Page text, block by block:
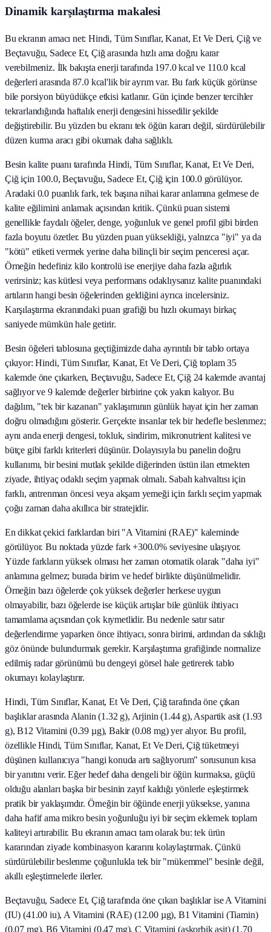
Dinamik karşılaştırma makalesi
Bu ekranın amacı net: Hindi, Tüm Sınıflar, Kanat, Et Ve Deri, Çiğ ve
Beçtavuğu, Sadece Et, Çiğ arasında hızlı ama doğru karar
verebilmeniz. İlk bakışta enerji tarafında 197.0 kcal ve 110.0 kcal
değerleri arasında 87.0 kcal'lik bir ayrım var. Bu fark küçük görünse
bile porsiyon büyüdükçe etkisi katlanır. Gün içinde benzer tercihler
tekrarlandığında haftalık enerji dengesini hissedilir şekilde
değiştirebilir. Bu yüzden bu ekranı tek öğün kararı değil, sürdürülebilir
düzen kurma aracı gibi okumak daha sağlıklı.
Besin kalite puanı tarafında Hindi, Tüm Sınıflar, Kanat, Et Ve Deri,
Çiğ için 100.0, Beçtavuğu, Sadece Et, Çiğ için 100.0 görülüyor.
Aradaki 0.0 puanlık fark, tek başına nihai karar anlamına gelmese de
kalite eğilimini anlamak açısından kritik. Çünkü puan sistemi
genellikle faydalı öğeler, denge, yoğunluk ve genel profil gibi birden
fazla boyutu özetler. Bu yüzden puan yüksekliği, yalnızca "iyi" ya da
"kötü" etiketi vermek yerine daha bilinçli bir seçim penceresi açar.
Örneğin hedefiniz kilo kontrolü ise enerjiye daha fazla ağırlık
verirsiniz; kas kütlesi veya performans odaklıysanız kalite puanındaki
artıların hangi besin öğelerinden geldiğini ayrıca incelersiniz.
Karşılaştırma ekranındaki puan grafiği bu hızlı okumayı birkaç
saniyede mümkün hale getirir.
Besin öğeleri tablosuna geçtiğimizde daha ayrıntılı bir tablo ortaya
çıkıyor: Hindi, Tüm Sınıflar, Kanat, Et Ve Deri, Çiğ toplam 35
kalemde öne çıkarken, Beçtavuğu, Sadece Et, Çiğ 24 kalemde avantaj
sağlıyor ve 9 kalemde değerler birbirine çok yakın kalıyor. Bu
dağılım, "tek bir kazanan" yaklaşımının günlük hayat için her zaman
doğru olmadığını gösterir. Gerçekte insanlar tek bir hedefle beslenmez;
aynı anda enerji dengesi, tokluk, sindirim, mikronutrient kalitesi ve
bütçe gibi farklı kriterleri düşünür. Dolayısıyla bu panelin doğru
kullanımı, bir besini mutlak şekilde diğerinden üstün ilan etmekten
ziyade, ihtiyaç odaklı seçim yapmak olmalı. Sabah kahvaltısı için
farklı, antrenman öncesi veya akşam yemeği için farklı seçim yapmak
çoğu zaman daha akıllıca bir stratejidir.
En dikkat çekici farklardan biri "A Vitamini (RAE)" kaleminde
görülüyor. Bu noktada yüzde fark +300.0% seviyesine ulaşıyor.
Yüzde farkların yüksek olması her zaman otomatik olarak "daha iyi"
anlamına gelmez; burada birim ve hedef birlikte düşünülmelidir.
Örneğin bazı öğelerde çok yüksek değerler herkese uygun
olmayabilir, bazı öğelerde ise küçük artışlar bile günlük ihtiyacı
tamamlama açısından çok kıymetlidir. Bu nedenle satır satır
değerlendirme yaparken önce ihtiyacı, sonra birimi, ardından da sıklığı
göz önünde bulundurmak gerekir. Karşılaştırma grafiğinde normalize
edilmiş radar görünümü bu dengeyi görsel hale getirerek tablo
okumayı kolaylaştırır.
Hindi, Tüm Sınıflar, Kanat, Et Ve Deri, Çiğ tarafında öne çıkan
başlıklar arasında Alanin (1.32 g), Arjinin (1.44 g), Aspartik asit (1.93
g), B12 Vitamini (0.39 µg), Bakir (0.08 mg) yer alıyor. Bu profil,
özellikle Hindi, Tüm Sınıflar, Kanat, Et Ve Deri, Çiğ tüketmeyi
düşünen kullanıcıya "hangi konuda artı sağlıyorum" sorusunun kısa
bir yanıtını verir. Eğer hedef daha dengeli bir öğün kurmaksa, güçlü
olduğu alanları başka bir besinin zayıf kaldığı yönlerle eşleştirmek
pratik bir yaklaşımdır. Örneğin bir öğünde enerji yüksekse, yanına
daha hafif ama mikro besin yoğunluğu iyi bir seçim eklemek toplam
kaliteyi artırabilir. Bu ekranın amacı tam olarak bu: tek ürün
kararından ziyade kombinasyon kararını kolaylaştırmak. Çünkü
sürdürülebilir beslenme çoğunlukla tek bir "mükemmel" besinle değil,
akıllı eşleştirmelerle ilerler.
Beçtavuğu, Sadece Et, Çiğ tarafında öne çıkan başlıklar ise A Vitamini
(IU) (41.00 iu), A Vitamini (RAE) (12.00 µg), B1 Vitamini (Tiamin)
(0.07 mg), B6 Vitamini (0.47 mg), C Vitamini (askorbik asit) (1.70